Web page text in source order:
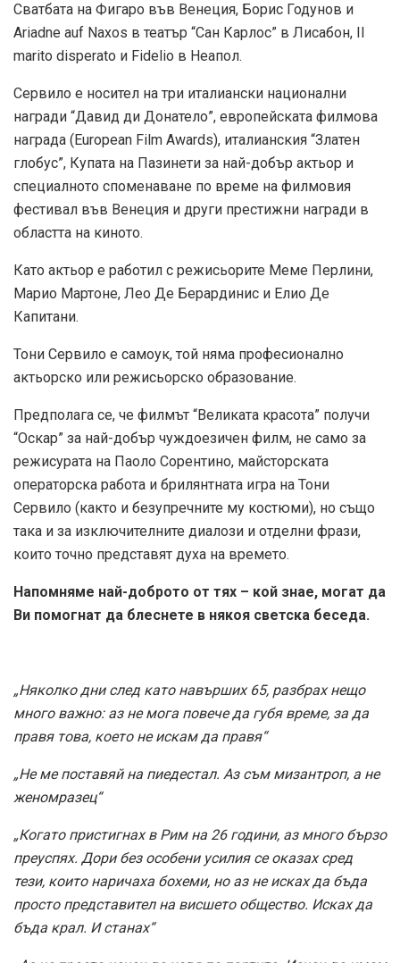
Сватбата на Фигаро във Венеция, Борис Годунов и
Ariadne auf Naxos в театър “Сан Карлос” в Лисабон, Il
marito disperato и Fidelio в Неапол.
Сервило е носител на три италиански национални
награди “Давид ди Донатело”, европейската филмова
награда (European Film Awards), италианския “Златен
глобус”, Купата на Пазинети за най-добър актьор и
специалното споменаване по време на филмовия
фестивал във Венеция и други престижни награди в
областта на киното.
Като актьор е работил с режисьорите Меме Перлини,
Марио Мартоне, Лео Де Берардинис и Елио Де
Капитани.
Тони Сервило е самоук, той няма професионално
актьорско или режисьорско образование.
Предполага се, че филмът “Великата красота” получи
“Оскар” за най-добър чуждоезичен филм, не само за
режисурата на Паоло Сорентино, майсторската
операторска работа и брилянтната игра на Тони
Сервило (както и безупречните му костюми), но също
така и за изключителните диалози и отделни фрази,
които точно представят духа на времето.
Напомняме най-доброто от тях – кой знае, могат да
Ви помогнат да блеснете в някоя светска беседа.
„Няколко дни след като навърших 65, разбрах нещо
много важно: аз не мога повече да губя време, за да
правя това, което не искам да правя“
„Не ме поставяй на пиедестал. Аз съм мизантроп, а не
женомразец“
„Когато пристигнах в Рим на 26 години, аз много бързо
преуспях. Дори без особени усилия се оказах сред
тези, които наричаха бохеми, но аз не исках да бъда
просто представител на висшето общество. Исках да
бъда крал. И станах“